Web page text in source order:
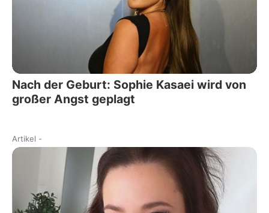
Nach der Geburt: Sophie Kasaei wird von
großer Angst geplagt
Artikel -